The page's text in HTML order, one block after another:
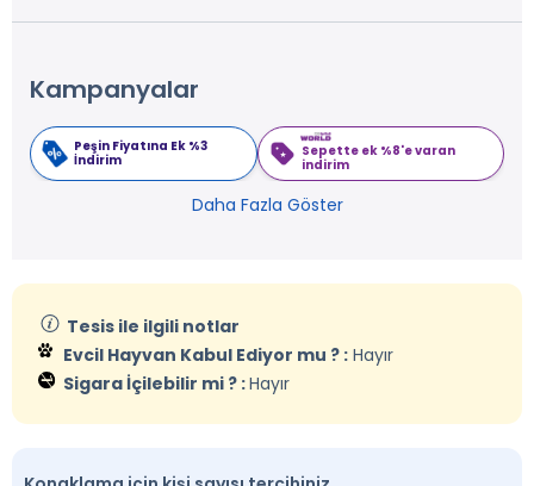
Kampanyalar
Peşin Fiyatına Ek %3
İndirim
Sepette ek %8'e varan
indirim
Daha Fazla Göster
Tesis ile ilgili notlar
Evcil Hayvan Kabul Ediyor mu ? : Hayır
Sigara İçilebilir mi ? :Hayır